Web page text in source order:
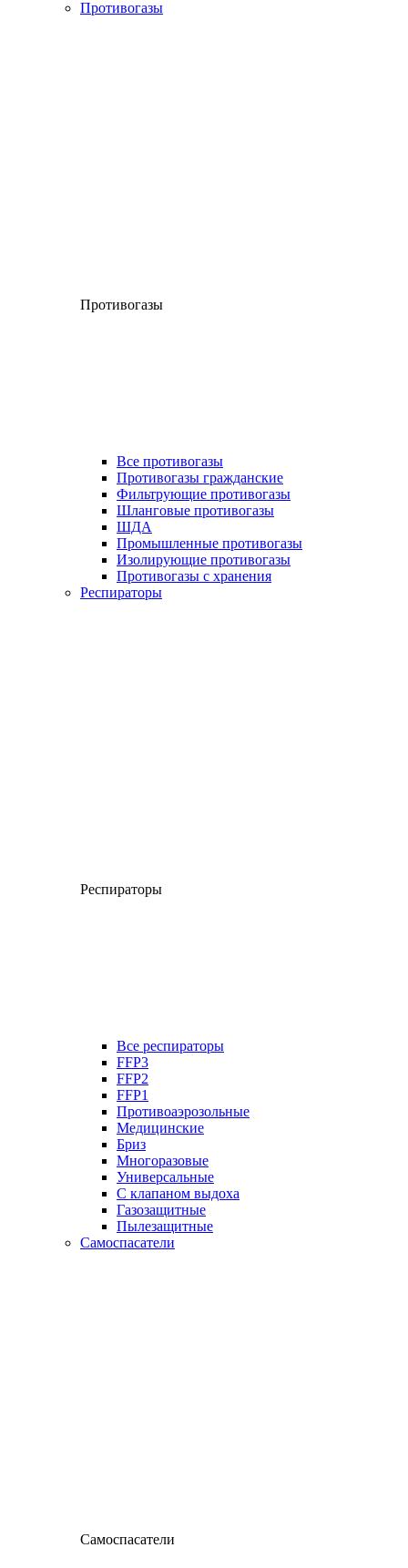
Противогазы
Противогазы
Все противогазы
Противогазы гражданские
Фильтрующие противогазы
Шланговые противогазы
ШДА
Промышленные противогазы
Изолирующие противогазы
Противогазы с хранения
Респираторы
Респираторы
Все респираторы
FFP3
FFP2
FFP1
Противоаэрозольные
Медицинские
Бриз
Многоразовые
Универсальные
С клапаном выдоха
Газозащитные
Пылезащитные
Самоспасатели
Самоспасатели